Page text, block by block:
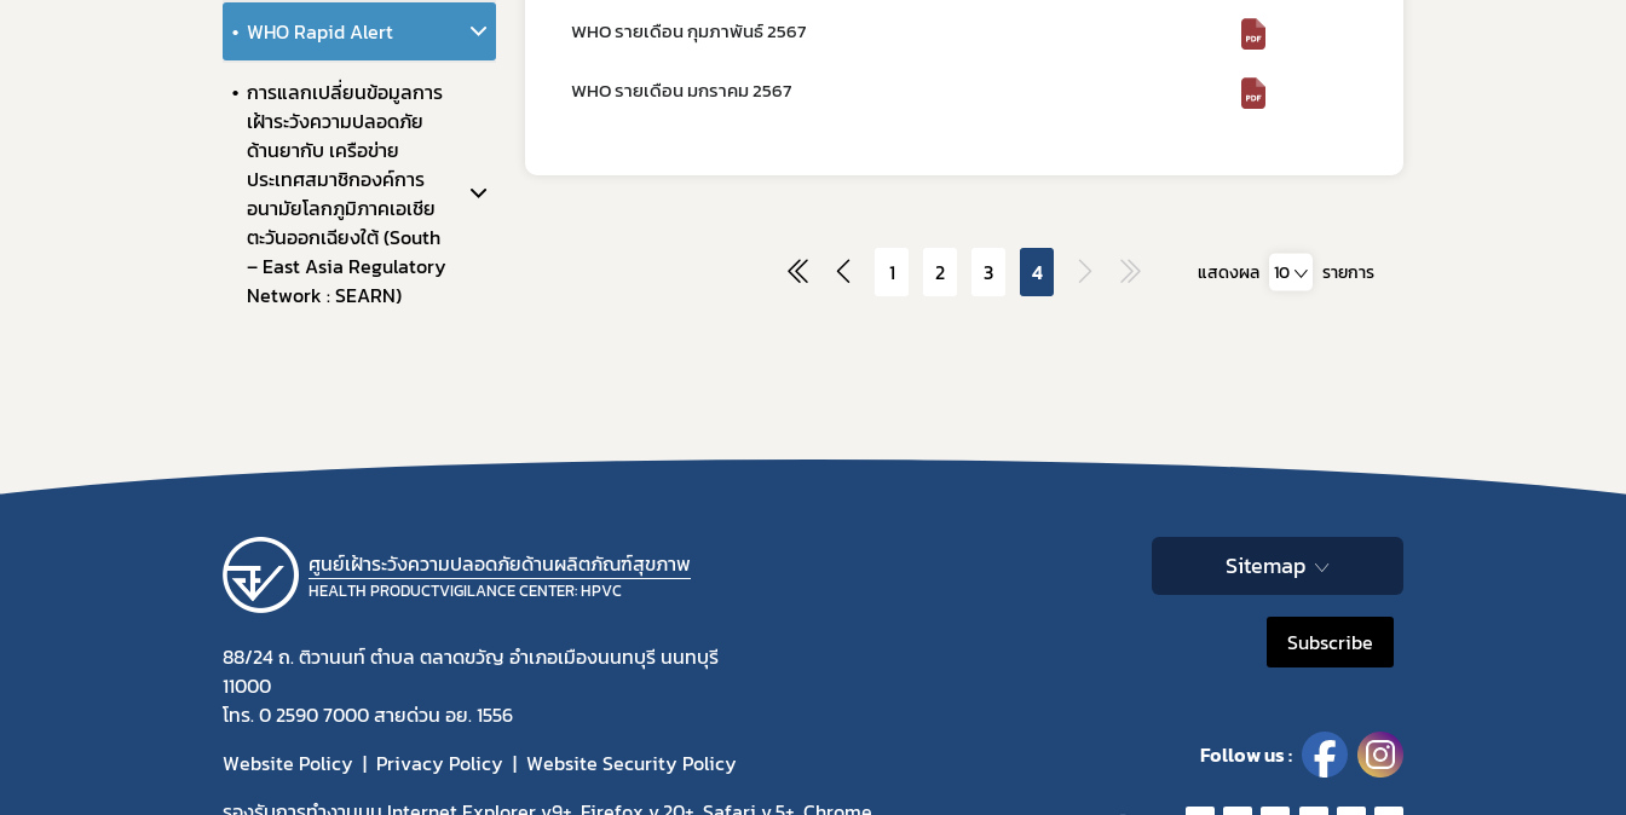
WHO Rapid Alert
การแลกเปลี่ยนข้อมูลการ
เฝ้าระวังความปลอดภัย
ด้านยากับ เครือข่าย
ประเทศสมาชิกองค์การ
อนามัยโลกภูมิภาคเอเชีย
ตะวันออกเฉียงใต้ (South
– East Asia Regulatory
Network : SEARN)
WHO รายเดือน กุมภาพันธ์ 2567
WHO รายเดือน มกราคม 2567
1 2 3 4 แสดงผล 10 รายการ
ศูนย์เฝ้าระวังความปลอดภัยด้านผลิตภัณฑ์สุขภาพ
HEALTH PRODUCTVIGILANCE CENTER: HPVC
88/24 ถ. ติวานนท์ ตำบล ตลาดขวัญ อำเภอเมืองนนทบุรี นนทบุรี
11000
โทร. 0 2590 7000 สายด่วน อย. 1556
Website Policy
Privacy Policy
Website Security Policy
Sitemap
Subscribe
Follow us :